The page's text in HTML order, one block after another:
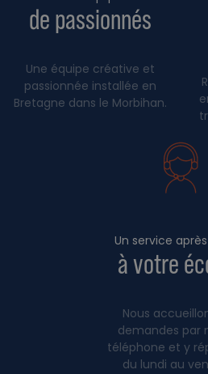
de passionnés
Une équipe créative et
passionnée installée en
Bretagne dans le Morbihan.
Un service
à votre
Nous
demandes par
téléphone et y
du lundi au